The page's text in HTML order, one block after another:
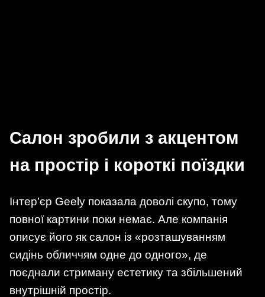
Салон зробили з акцентом
на простір і короткі поїздки
Інтер’єр Geely показала доволі скупо, тому
повної картини поки немає. Але компанія
описує його як салон із «розташуванням
сидінь обличчям одне до одного», де
поєднали стриману естетику та збільшений
внутрішній простір.